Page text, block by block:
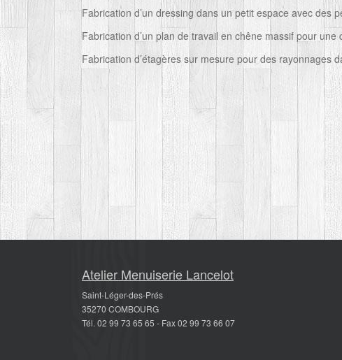
Fabrication d’un dressing dans un petit espace avec des
Fabrication d’un plan de travail en chêne massif pour une
Fabrication d’étagères sur mesure pour des rayonnages
Atelier Menuiserie Lancelot
Saint-Léger-des-Prés
35270 COMBOURG
Tél. 02 99 73 65 65 - Fax 02 99 73 66 07